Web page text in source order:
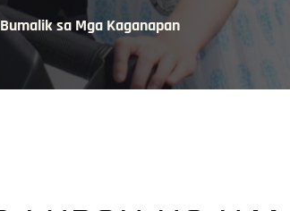
Bumalik sa Mga Kaganapan